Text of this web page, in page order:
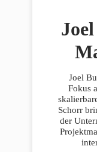
Joel
Fokus
Schorr
der